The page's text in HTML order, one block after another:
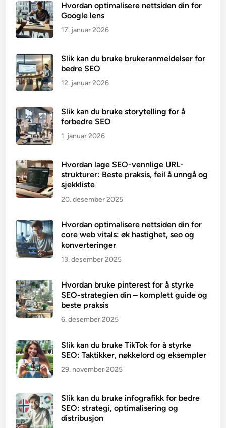
Hvordan optimalisere nettsiden din for
Google lens
17. januar 2026
Slik kan du bruke brukeranmeldelser for
bedre SEO
12. januar 2026
Slik kan du bruke storytelling for å
forbedre SEO
1. januar 2026
Hvordan lage SEO-vennlige URL-
strukturer: Beste praksis, feil å unngå og
sjekkliste
20. desember 2025
Hvordan optimalisere nettsiden din for
core web vitals: øk hastighet, seo og
konverteringer
13. desember 2025
Hvordan bruke pinterest for å styrke
SEO-strategien din – komplett guide og
beste praksis
6. desember 2025
Slik kan du bruke TikTok for å styrke
SEO: Taktikker, nøkkelord og eksempler
29. november 2025
Slik kan du bruke infografikk for bedre
SEO: strategi, optimalisering og
distribusjon